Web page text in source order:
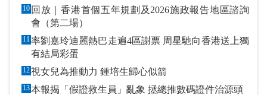
10 回放｜香港首個五年規劃及2026施政報告地區諮詢
會（第二場）
11率劉嘉玲迪麗熱巴走遍4區謝票 周星馳向香港送上獨
有結局彩蛋
12 視女兒為推動力 鍾培生歸心似箭
13 本報揭「假證救生員」亂象 拯總推數碼證件治源頭